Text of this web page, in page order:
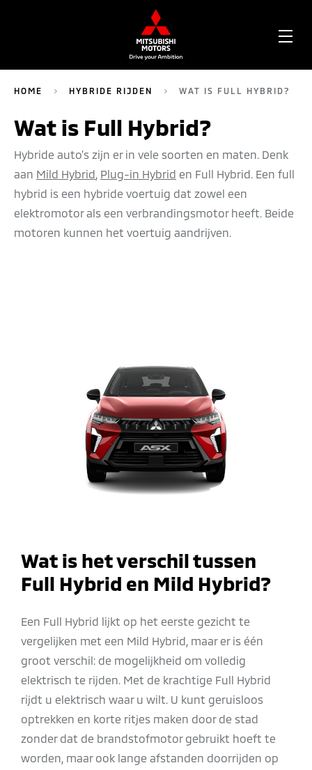
HOME HYBRIDE RIJDEN WAT IS FULL HYBRID?
Wat is Full Hybrid?
Hybride auto’s zijn er in vele soorten en maten. Denk
aan Mild Hybrid, Plug-in Hybrid en Full Hybrid. Een full
hybrid is een hybride voertuig dat zowel een
elektromotor als een verbrandingsmotor heeft. Beide
motoren kunnen het voertuig aandrijven.
Wat is het verschil tussen
Full Hybrid en Mild Hybrid?
Een Full Hybrid lijkt op het eerste gezicht te
vergelijken met een Mild Hybrid, maar er is één
groot verschil: de mogelijkheid om volledig
elektrisch te rijden. Met de krachtige Full Hybrid
rijdt u elektrisch waar u wilt. U kunt geruisloos
optrekken en korte ritjes maken door de stad
zonder dat de brandstofmotor gebruikt hoeft te
worden, maar ook lange afstanden doorrijden op